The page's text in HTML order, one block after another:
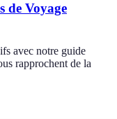
de Voyage
avec notre guide
rapprochent de la